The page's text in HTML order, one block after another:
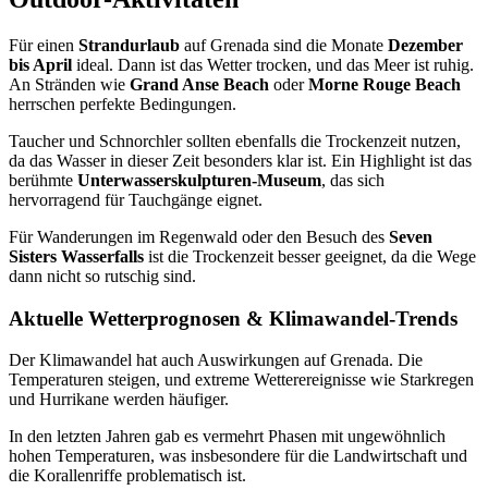
Für einen Strandurlaub auf Grenada sind die Monate Dezember
bis April ideal. Dann ist das Wetter trocken, und das Meer ist ruhig.
An Stränden wie Grand Anse Beach oderMorne Rouge Beach
herrschen perfekte Bedingungen.
Taucher und Schnorchler sollten ebenfalls die Trockenzeit nutzen,
da das Wasser in dieser Zeit besonders klar ist. Ein Highlight ist das
berühmte Unterwasserskulpturen-Museum, das sich
hervorragend für Tauchgänge eignet.
Für Wanderungen im Regenwald oder den Besuch des Seven
Sisters Wasserfalls ist die Trockenzeit besser geeignet, da die Wege
dann nicht so rutschig sind.
Aktuelle Wetterprognosen & Klimawandel-Trends
Der Klimawandel hat auch Auswirkungen auf Grenada. Die
Temperaturen steigen, und extreme Wetterereignisse wie Starkregen
und Hurrikane werden häufiger.
In den letzten Jahren gab es vermehrt Phasen mit ungewöhnlich
hohen Temperaturen, was insbesondere für die Landwirtschaft und
die Korallenriffe problematisch ist.